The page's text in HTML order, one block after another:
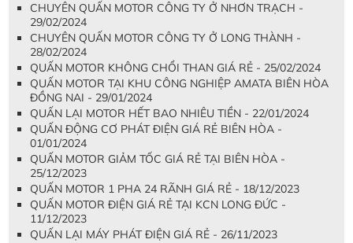
CHUYÊN QUẤN MOTOR CÔNG TY Ở NHƠN TRẠCH -
29/02/2024
CHUYÊN QUẤN MOTOR CÔNG TY Ở LONG THÀNH -
28/02/2024
QUẤN MOTOR KHÔNG CHỔI THAN GIÁ RẺ - 25/02/2024
QUẤN MOTOR TẠI KHU CÔNG NGHIỆP AMATA BIÊN HÒA
ĐỒNG NAI - 29/01/2024
QUẤN LẠI MOTOR HẾT BAO NHIÊU TIỀN - 22/01/2024
QUẤN ĐỘNG CƠ PHÁT ĐIỆN GIÁ RẺ BIÊN HÒA -
01/01/2024
QUẤN MOTOR GIẢM TỐC GIÁ RẺ TẠI BIÊN HÒA -
25/12/2023
QUẤN MOTOR 1 PHA 24 RÃNH GIÁ RẺ - 18/12/2023
QUẤN MOTOR ĐIỆN GIÁ RẺ TẠI KCN LONG ĐỨC -
11/12/2023
QUẤN LẠI MÁY PHÁT ĐIỆN GIÁ RẺ - 26/11/2023